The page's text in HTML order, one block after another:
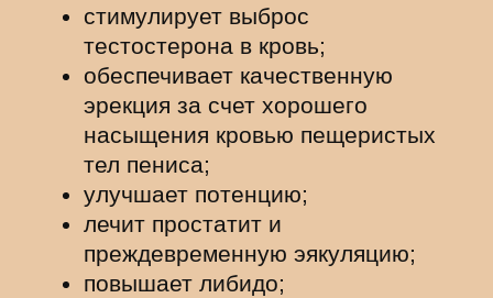
стимулирует выброс
тестостерона в кровь;
обеспечивает качественную
эрекция за счет хорошего
насыщения кровью пещеристых
тел пениса;
улучшает потенцию;
лечит простатит и
преждевременную эякуляцию;
повышает либидо;